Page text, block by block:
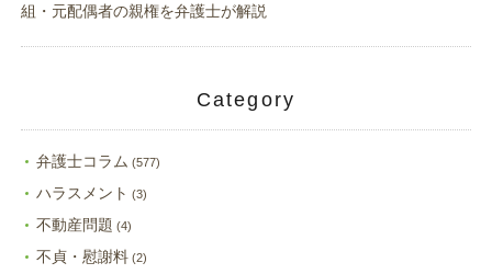
組・元配偶者の親権を弁護士が解説
Category
弁護士コラム (577)
ハラスメント (3)
不動産問題 (4)
不貞・慰謝料(2)